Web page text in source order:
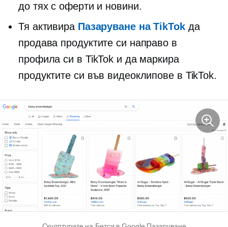
до тях с оферти и новини.
Тя активира Пазаруване на TikTokда
продава продуктите си направо в
профила си в TikTok и да маркира
продуктите си във видеоклипове в TikTok.